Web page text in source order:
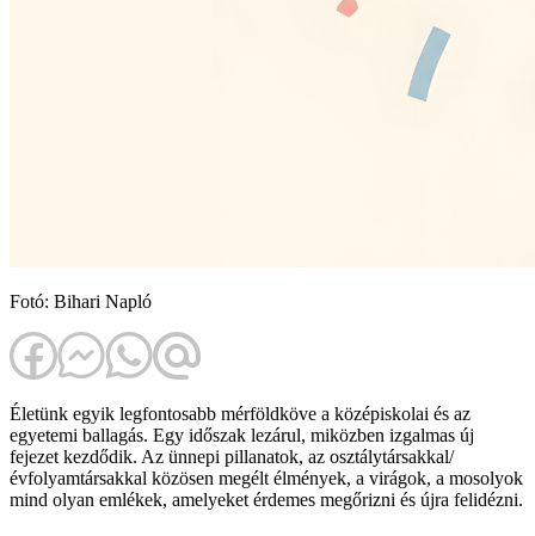
Fotó: Bihari Napló
Életünk egyik legfontosabb mérföldköve a középiskolai és az
egyetemi ballagás. Egy időszak lezárul, miközben izgalmas új
fejezet kezdődik. Az ünnepi pillanatok, az osztálytársakkal/
évfolyamtársakkal közösen megélt élmények, a virágok, a mosolyok
mind olyan emlékek, amelyeket érdemes megőrizni és újra felidézni.